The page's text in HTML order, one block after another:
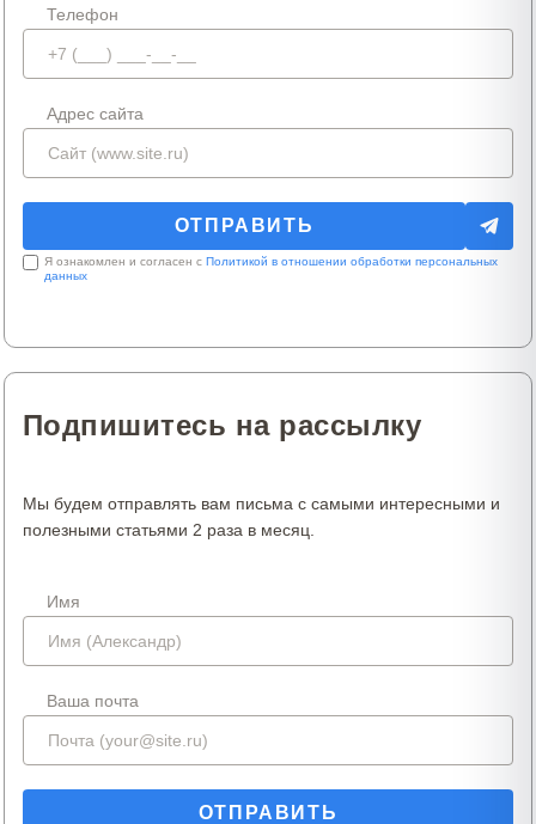
Телефон
Адрес сайта
Я ознакомлен и согласен с Политикой в отношении обработки персональных
данных
Подпишитесь на рассылку
Мы будем отправлять вам письма с самыми интересными и
полезными статьями 2 раза в месяц.
Имя
Ваша почта